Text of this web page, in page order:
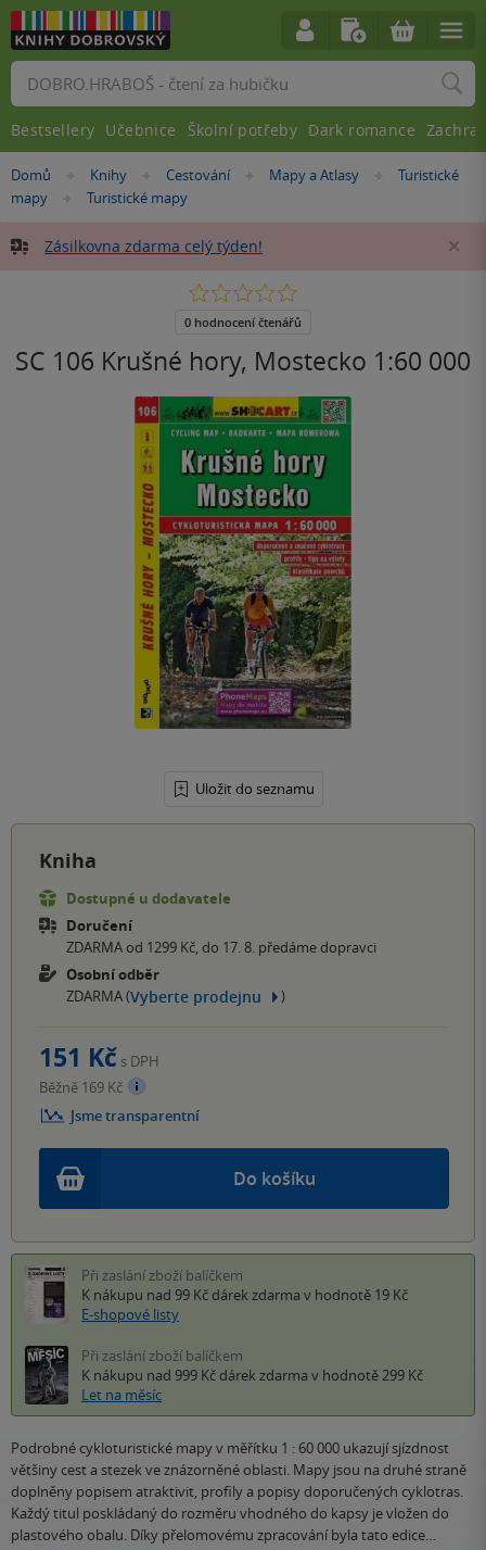
Nacházíte
se
Domů »Knihy »Cestování »
Mapy a Atlasy »
Turistické
mapy
»
Turistické mapy
Zásilkovna zdarma celý týden!
SC 106 Krušné hory, Mostecko 1:60 000
Uložit do seznamu
0.0
5
0 hodnocení čtenářů
Kniha
Dostupné u dodavatele
Doručení
ZDARMA od 1299 Kč, do 17. 8. předáme dopravci
Osobní odběr
ZDARMA (Vyberte prodejnu )
Do košíku
151 Kč s DPH
Běžně 169 Kč
Jsme transparentní
Při zaslání zboží balíčkem
K nákupu nad 99 Kč dárek zdarma v hodnotě 19 Kč
E-shopové listy
Při zaslání zboží balíčkem
K nákupu nad 999 Kč dárek zdarma v hodnotě 299 Kč
Let na měsíc
Podrobné cykloturistické mapy v měřítku 1 : 60 000 ukazují sjízdnost
většiny cest a stezek ve znázorněné oblasti. Mapy jsou na druhé straně
doplněny popisem atraktivit, profily a popisy doporučených cyklotras.
Každý titul poskládaný do rozměru vhodného do kapsy je vložen do
plastového obalu. Díky přelomovému zpracování byla tato edice…
Vyhledávání
Bestsellery Učebnice Školní potřeby Dark romance